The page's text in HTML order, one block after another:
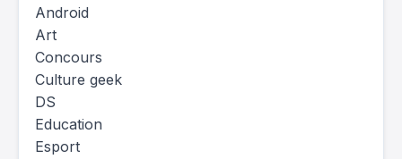
Android
Art
Concours
Culture geek
DS
Education
Esport